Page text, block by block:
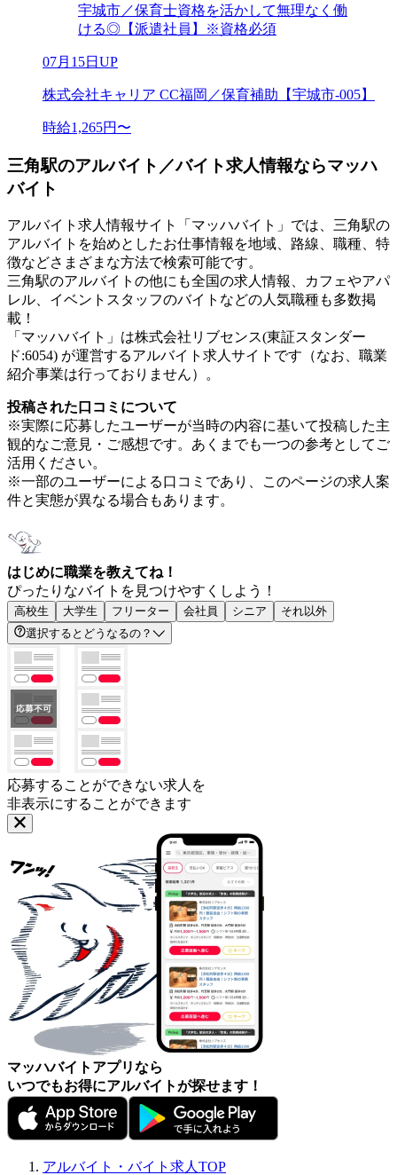
宇城市／保育士資格を活かして無理なく働
ける◎【派遣社員】※資格必須
07月15日UP
株式会社キャリア CC福岡／保育補助【宇城市-005】
時給1,265円〜
三角駅のアルバイト／バイト求人情報ならマッハ
バイト
アルバイト求人情報サイト「マッハバイト」では、三角駅の
アルバイトを始めとしたお仕事情報を地域、路線、職種、特
徴などさまざまな方法で検索可能です。
三角駅のアルバイトの他にも全国の求人情報、カフェやアパ
レル、イベントスタッフのバイトなどの人気職種も多数掲
載！
「マッハバイト」は株式会社リブセンス(東証スタンダー
ド:6054) が運営するアルバイト求人サイトです（なお、職業
紹介事業は行っておりません）。
投稿された口コミについて
※実際に応募したユーザーが当時の内容に基いて投稿した主
観的なご意見・ご感想です。あくまでも一つの参考としてご
活用ください。
※一部のユーザーによる口コミであり、このページの求人案
件と実態が異なる場合もあります。
はじめに職業を教えてね！
ぴったりなバイトを見つけやすくしよう！
高校生 大学生 フリーター 会社員 シニア
それ以外
選択するとどうなるの？
応募することができない求人を
非表示にすることができます
マッハバイトアプリなら
いつでもお得にアルバイトが探せます！
アルバイト・バイト求人TOP